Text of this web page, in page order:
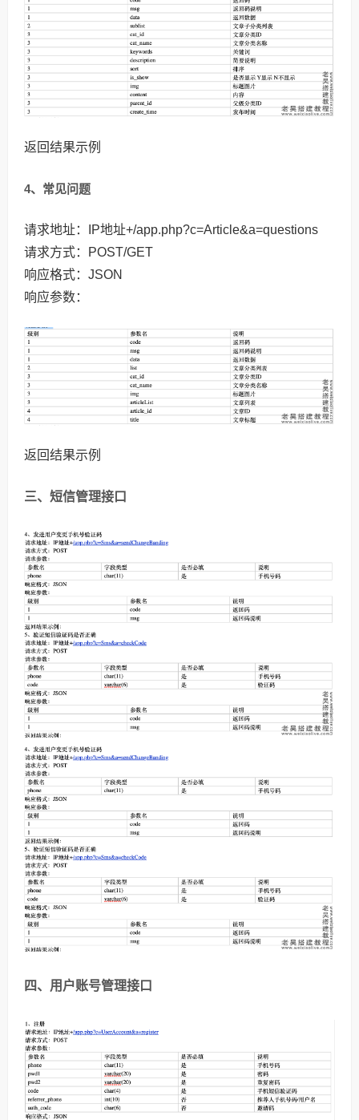
返回结果示例
4、常见问题
请求地址：IP地址+/app.php?c=Article&a=questions
请求方式：POST/GET
响应格式：JSON
响应参数：
返回结果示例
三、短信管理接口
四、用户账号管理接口